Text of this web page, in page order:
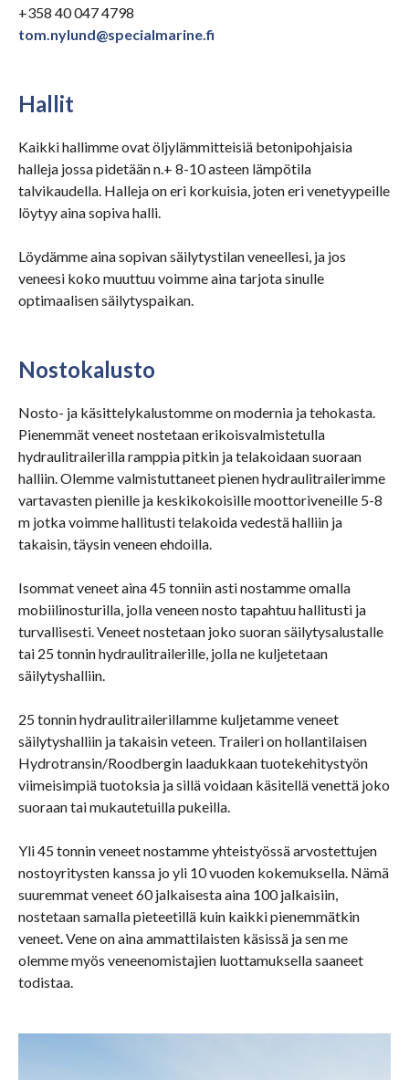
+358 40 047 4798
tom.nylund@specialmarine.fi
Hallit
Kaikki hallimme ovat öljylämmitteisiä betonipohjaisia
halleja jossa pidetään n.+ 8-10 asteen lämpötila
talvikaudella. Halleja on eri korkuisia, joten eri venetyypeille
löytyy aina sopiva halli.
Löydämme aina sopivan säilytystilan veneellesi, ja jos
veneesi koko muuttuu voimme aina tarjota sinulle
optimaalisen säilytyspaikan.
Nostokalusto
Nosto- ja käsittelykalustomme on modernia ja tehokasta.
Pienemmät veneet nostetaan erikoisvalmistetulla
hydraulitrailerilla ramppia pitkin ja telakoidaan suoraan
halliin. Olemme valmistuttaneet pienen hydraulitrailerimme
vartavasten pienille ja keskikokoisille moottoriveneille 5-8
m jotka voimme hallitusti telakoida vedestä halliin ja
takaisin, täysin veneen ehdoilla.
Isommat veneet aina 45 tonniin asti nostamme omalla
mobiilinosturilla, jolla veneen nosto tapahtuu hallitusti ja
turvallisesti. Veneet nostetaan joko suoran säilytysalustalle
tai 25 tonnin hydraulitrailerille, jolla ne kuljetetaan
säilytyshalliin.
25 tonnin hydraulitrailerillamme kuljetamme veneet
säilytyshalliin ja takaisin veteen. Traileri on hollantilaisen
Hydrotransin/Roodbergin laadukkaan tuotekehitystyön
viimeisimpiä tuotoksia ja sillä voidaan käsitellä venettä joko
suoraan tai mukautetuilla pukeilla.
Yli 45 tonnin veneet nostamme yhteistyössä arvostettujen
nostoyritysten kanssa jo yli 10 vuoden kokemuksella. Nämä
suuremmat veneet 60 jalkaisesta aina 100 jalkaisiin,
nostetaan samalla pieteetillä kuin kaikki pienemmätkin
veneet. Vene on aina ammattilaisten käsissä ja sen me
olemme myös veneenomistajien luottamuksella saaneet
todistaa.